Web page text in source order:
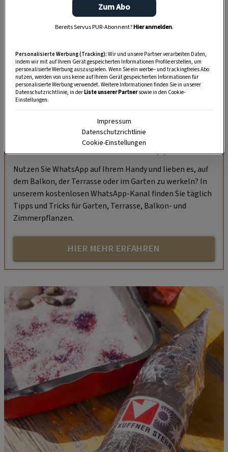
„Servus Garten“ auf WhatsApp
Nutzen Sie WhatsApp auf Ihrem Handy und lieben es, auf
dem Balkon, der Terrasse oder im Garten zu werkeln? In
unserem kostenlosen WhatsApp-Kanal finden Sie täglich
Tipps und Tricks für Garten, Terrasse, Balkon- und
Zimmerpflanzen.
HIER MEHR ERFAHREN
Zum Abo
Bereits Servus PUR-Abonnent?Hier anmelden.
Personalisierte Werbung (Tracking): Wir und unsere Partner verarbeiten Daten,
indem wir mit auf Ihrem Gerät gespeicherten Informationen Profile erstellen, um
personalisierte Werbung auszuspielen. Wenn Sie ein werbe– und trackingfreies Abo
nutzen, werden von uns keine auf Ihrem Gerät gespeicherten Informationen für
personalisierte Werbung verwendet. Weitere Informationen finden Sie in unserer
Datenschutzrichtlinie, in derListe unserer Partnersowie in den Cookie-
Einstellungen.
Impressum
Datenschutzrichtlinie
Cookie-Einstellungen